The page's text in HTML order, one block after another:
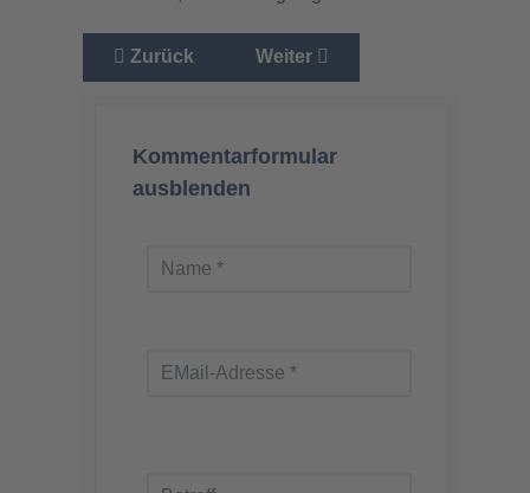
Vorheriger Beitrag: Eine unglaubliche
Zurück Nächster Beitrag: Eine
Weiter
Kommentarformular
ausblenden